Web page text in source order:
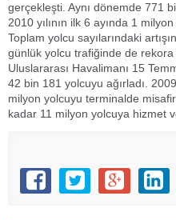
gerçekleşti. Aynı dönemde 771
2010 yılının ilk 6 ayında 1
Toplam yolcu sayılarındaki
günlük yolcu trafiğinde de
Uluslararası Havalimanı 15
42 bin 181 yolcuyu ağırladı.
milyon yolcuyu terminalde
kadar 11 milyon yolcuya hizmet